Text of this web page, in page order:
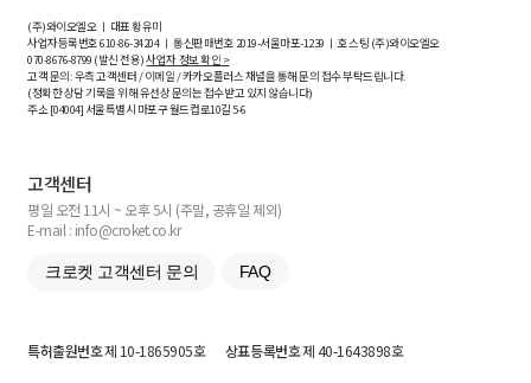
(주)와이오엘오 ㅣ 대표 황유미
사업자등록번호610-86-34204ㅣ 통신판매번호 2019-서울마포-1239 ㅣ 호스팅 (주)와이오엘오
070-8676-8799 (발신 전용)사업자 정보 확인 >
고객 문의: 우측 고객센터 / 이메일 / 카카오플러스 채널을 통해 문의 접수 부탁드립니다.
(정확한 상담 기록을 위해 유선상 문의는 접수받고 있지 않습니다)
주소 [04004] 서울특별시 마포구 월드컵로10길5-6
고객센터
평일 오전 11시 ~ 오후 5시 (주말, 공휴일 제외)
E-mail : info@croket.co.kr
크로켓 고객센터 문의 FAQ
특허출원번호제 10-1865905호 상표등록번호제 40-1643898호